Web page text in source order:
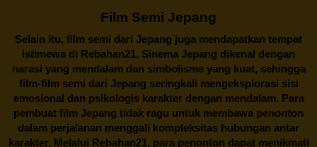
Film Semi Jepang
Selain itu, film semi dari Jepang juga mendapatkan tempat
istimewa di Rebahan21. Sinema Jepang dikenal dengan
narasi yang mendalam dan simbolisme yang kuat, sehingga
film-film semi dari Jepang seringkali mengeksplorasi sisi
emosional dan psikologis karakter dengan mendalam. Para
pembuat film Jepang tidak ragu untuk membawa penonton
dalam perjalanan menggali kompleksitas hubungan antar
karakter. Melalui Rebahan21, para penonton dapat menikmati